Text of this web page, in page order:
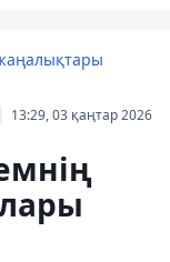
13:29, 03 қаңтар 2026